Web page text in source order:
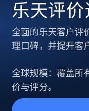
乐天评
全面的乐天客户评
理口碑，并提升客
全球规模：覆盖所
价与评分。